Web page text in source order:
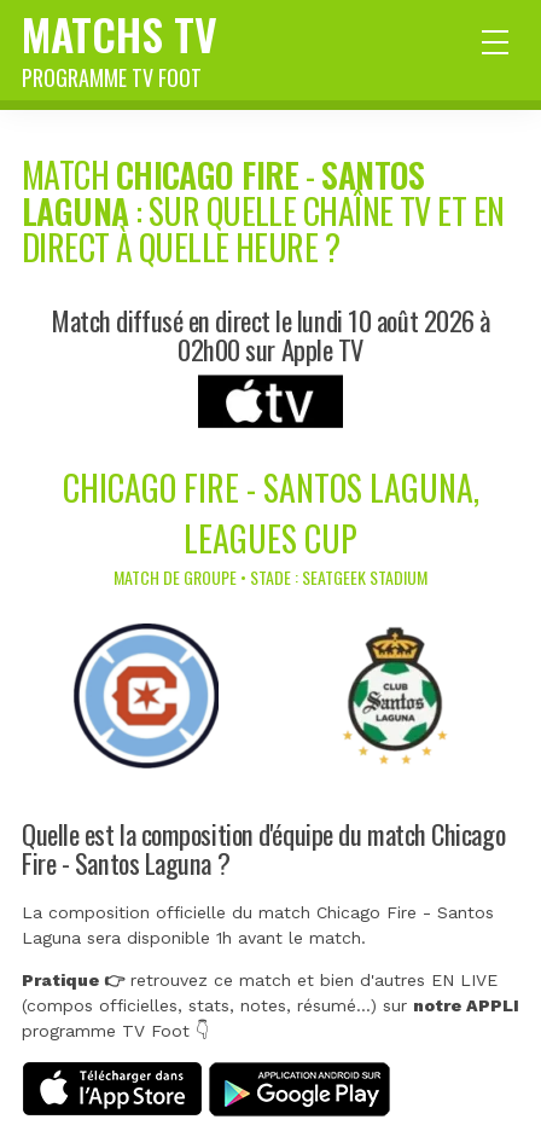
MATCHS TV
PROGRAMME TV FOOT
MATCHCHICAGO FIRE-SANTOS
LAGUNA: SUR QUELLE CHAÎNE TV ET EN
DIRECT À QUELLE HEURE ?
Match diffusé en direct le lundi 10 août 2026 à
02h00 sur Apple TV
CHICAGO FIRE - SANTOS LAGUNA,
LEAGUES CUP
MATCH DE GROUPE • STADE : SEATGEEK STADIUM
Quelle est la composition d'équipe du match Chicago
Fire - Santos Laguna ?
La composition officielle du match Chicago Fire - Santos
Laguna sera disponible 1h avant le match.
Pratique 👉retrouvez ce match et bien d'autres EN LIVE
(compos officielles, stats, notes, résumé...) sur notre APPLI
programme TV Foot 👇